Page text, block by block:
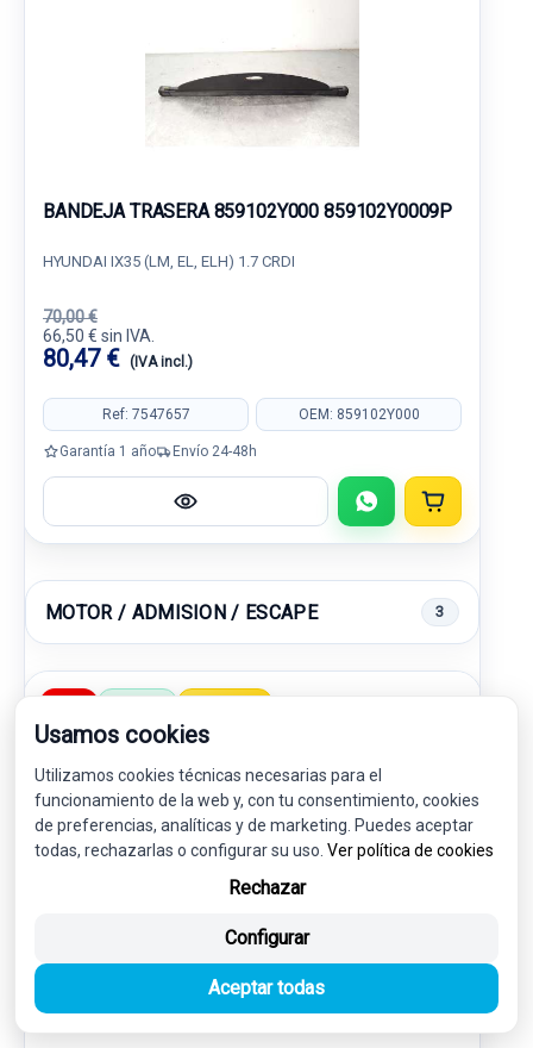
BANDEJA TRASERA 859102Y000 859102Y0009P
HYUNDAI IX35 (LM, EL, ELH) 1.7 CRDI
70,00 €
66,50 € sin IVA.
80,47 € (IVA incl.)
Ref: 7547657 OEM: 859102Y000
Garantía 1 año Envío 24-48h
MOTOR / ADMISION / ESCAPE 3
AFORADOR 311102Y230 1002880459
Usamos cookies
Utilizamos cookies técnicas necesarias para el
funcionamiento de la web y, con tu consentimiento, cookies
de preferencias, analíticas y de marketing. Puedes aceptar
todas, rechazarlas o configurar su uso. Ver política de cookies
Rechazar
Configurar
Aceptar todas